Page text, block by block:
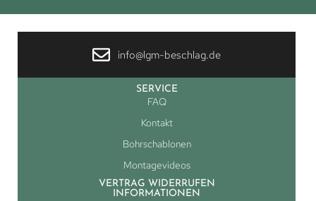
info@lgm-beschlag.de
SERVICE
FAQ
Kontakt
Bohrschablonen
Montagevideos
VERTRAG WIDERRUFEN
INFORMATIONEN